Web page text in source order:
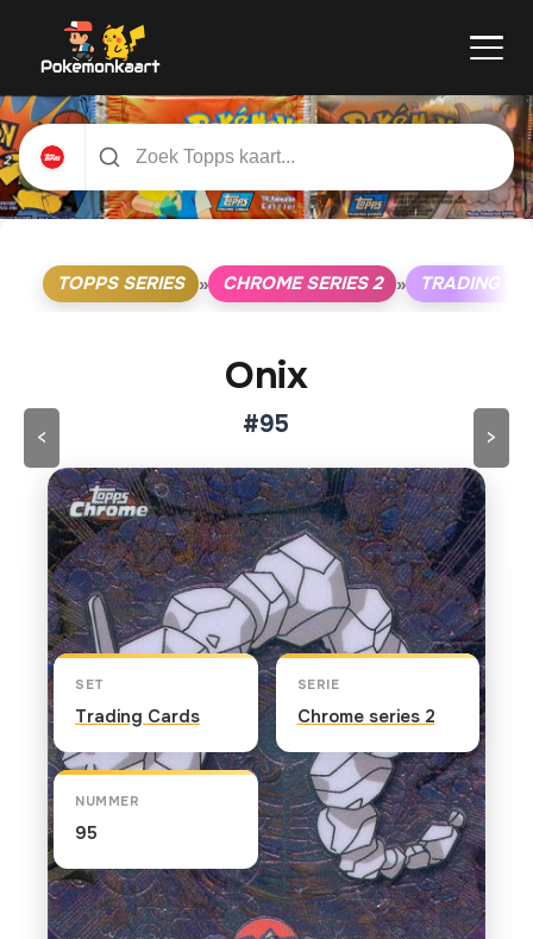
TOPPS SERIES » CHROME SERIES 2 » TRADING
Onix
#95
<
Klik op de kaart om om te draaien
>
Kaart info
SET
Trading Cards
SERIE
Chrome series 2
NUMMER
95
TEKST OP DE KAART